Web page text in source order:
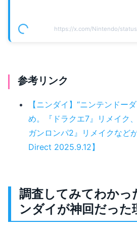
https://x.com/Nintendo/
参考リンク
【ニンダイ】“ニンテンドー
め。『ドラクエ7』リメイク
ガンロンパ2』リメイクなど
Direct 2025.9.12】
調査してみてわかっ
ンダイが神回だった